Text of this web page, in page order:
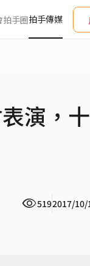
拍手圈拍手傳媒
演，十
5192017/10/